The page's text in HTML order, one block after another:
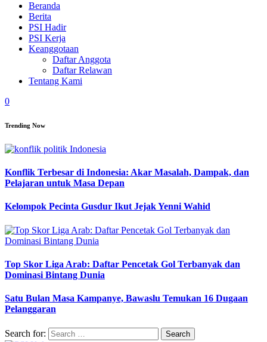
Beranda
Berita
PSI Hadir
PSI Kerja
Keanggotaan
Daftar Anggota
Daftar Relawan
Tentang Kami
0
Trending Now
Konflik Terbesar di Indonesia: Akar Masalah, Dampak, dan
Pelajaran untuk Masa Depan
Kelompok Pecinta Gusdur Ikut Jejak Yenni Wahid
Top Skor Liga Arab: Daftar Pencetak Gol Terbanyak dan
Dominasi Bintang Dunia
Satu Bulan Masa Kampanye, Bawaslu Temukan 16 Dugaan
Pelanggaran
Search for: